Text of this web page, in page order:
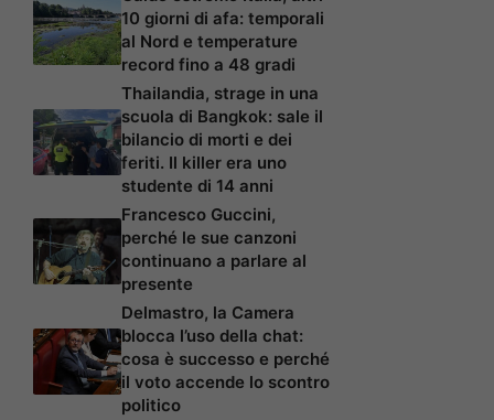
10 giorni di afa: temporali
al Nord e temperature
record fino a 48 gradi
Thailandia, strage in una
scuola di Bangkok: sale il
bilancio di morti e dei
feriti. Il killer era uno
studente di 14 anni
Francesco Guccini,
perché le sue canzoni
continuano a parlare al
presente
Delmastro, la Camera
blocca l’uso della chat:
cosa è successo e perché
il voto accende lo scontro
politico